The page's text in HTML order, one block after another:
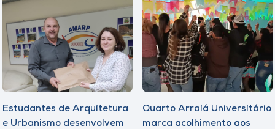
Estudantes de Arquitetura
e Urbanismo desenvolvem
Quarto Arraiá Universitário
marca acolhimento aos